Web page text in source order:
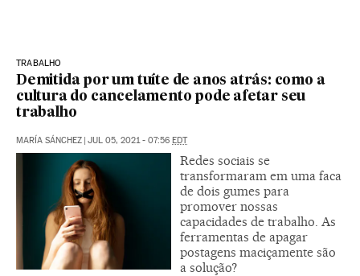
TRABALHO
Demitida por um tuíte de anos atrás: como a
cultura do cancelamento pode afetar seu
trabalho
MARÍA SÁNCHEZ | JUL 05, 2021 - 07:56 EDT
Redes sociais se
transformaram em uma faca
de dois gumes para
promover nossas
capacidades de trabalho. As
ferramentas de apagar
postagens maciçamente são
a solução?